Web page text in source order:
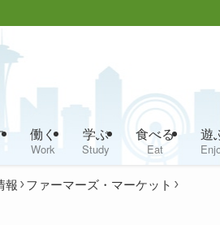
働く
Work
学ぶ
Study
食べる
Eat
遊
報 ファーマーズ・マーケット